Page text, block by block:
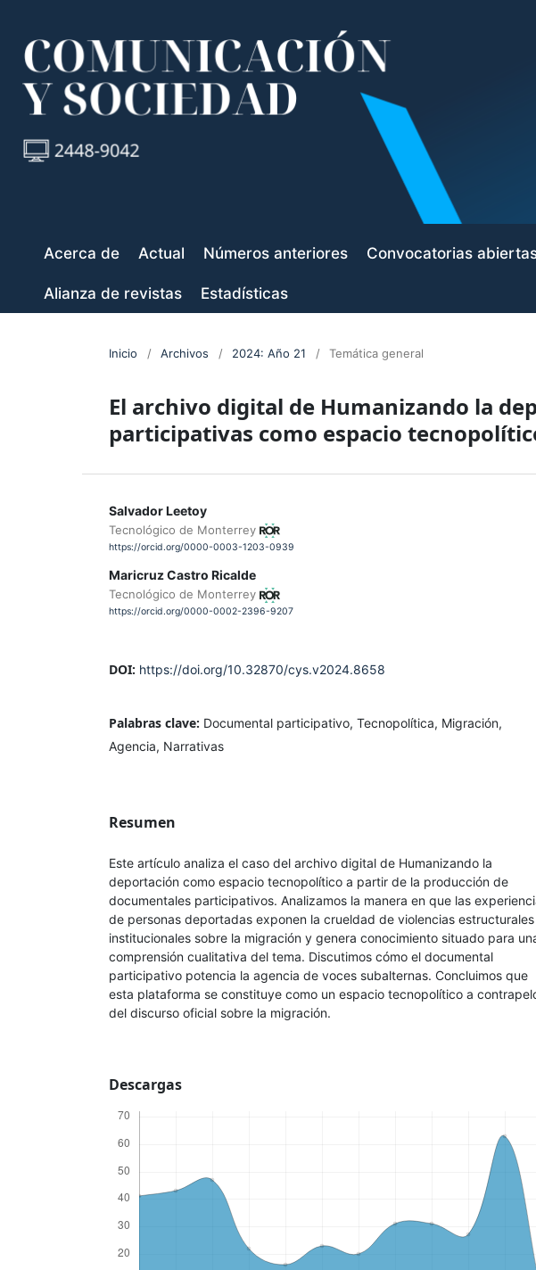
Acerca de Actual Números anteriores Convocatorias
Alianza de revistas Estadísticas
Inicio / Archivos / 2024: Año 21 / Temática general
El archivo digital de Humanizando la
participativas como espacio
Salvador Leetoy
Tecnológico de Monterrey
https://orcid.org/0000-0003-1203-0939
Maricruz Castro Ricalde
Tecnológico de Monterrey
https://orcid.org/0000-0002-2396-9207
DOI: https://doi.org/10.32870/cys.v2024.8658
Palabras clave: Documental participativo, Tecnopolítica, Migración,
Agencia, Narrativas
Resumen
Este artículo analiza el caso del archivo digital de Humanizando la
deportación como espacio tecnopolítico a partir de la producción de
documentales participativos. Analizamos la manera en que las
de personas deportadas exponen la crueldad de violencias
institucionales sobre la migración y genera conocimiento situado para
comprensión cualitativa del tema. Discutimos cómo el documental
participativo potencia la agencia de voces subalternas. Concluimos que
esta plataforma se constituye como un espacio tecnopolítico a
del discurso oficial sobre la migración.
Descargas